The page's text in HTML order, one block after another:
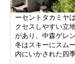
ーセントタカミヤ
クセスしやすい立
があり、中森ゲレ
冬はスキーにスム
内にいかされた四